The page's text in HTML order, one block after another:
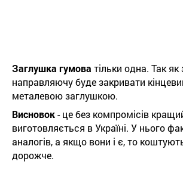
Заглушка гумова тільки одна. Так як
направляючу буде закривати
металевою заглушкою.
Висновок- це без компромісів
виготовляється в Україні. У нього
аналогів, а якщо вони і є, то
дорожче.